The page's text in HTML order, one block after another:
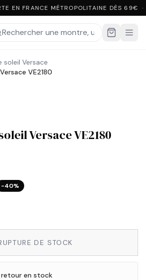
EN FRANCE MÉTROPOLITAINE DÈS 69€
soleil Versace
VE2180
Versace VE2180
−40%
DE STOCK
retour en stock